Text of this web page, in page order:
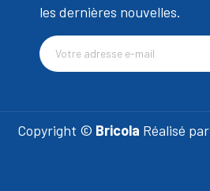
les dernières nouvelles.
Copyright © Bricola Réalisé par